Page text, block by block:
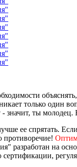
только один
значит, ты
ее спрятать.
противоречие!
разработан на